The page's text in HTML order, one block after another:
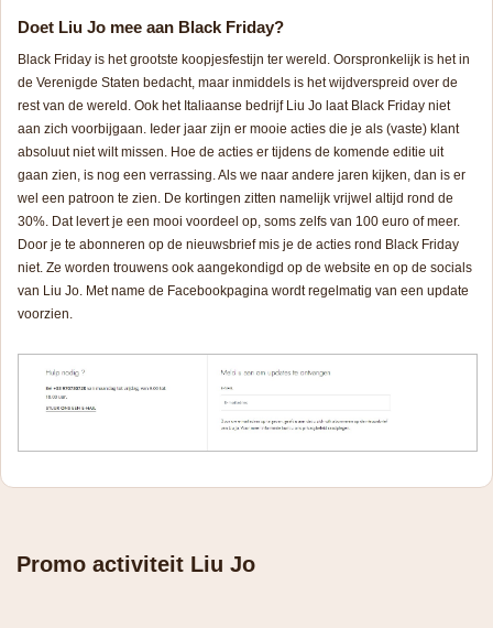
Doet Liu Jo mee aan Black Friday?
Black Friday is het grootste koopjesfestijn ter wereld. Oorspronkelijk is het in
de Verenigde Staten bedacht, maar inmiddels is het wijdverspreid over de
rest van de wereld. Ook het Italiaanse bedrijf Liu Jo laat Black Friday niet
aan zich voorbijgaan. Ieder jaar zijn er mooie acties die je als (vaste) klant
absoluut niet wilt missen. Hoe de acties er tijdens de komende editie uit
gaan zien, is nog een verrassing. Als we naar andere jaren kijken, dan is er
wel een patroon te zien. De kortingen zitten namelijk vrijwel altijd rond de
30%. Dat levert je een mooi voordeel op, soms zelfs van 100 euro of meer.
Door je te abonneren op de nieuwsbrief mis je de acties rond Black Friday
niet. Ze worden trouwens ook aangekondigd op de website en op de socials
van Liu Jo. Met name de Facebookpagina wordt regelmatig van een update
voorzien.
Promo activiteit Liu Jo